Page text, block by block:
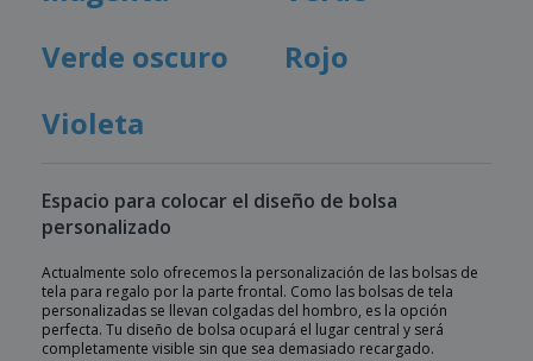
Verde oscuro
Rojo
Violeta
Espacio para colocar el diseño de bolsa
personalizado
Actualmente solo ofrecemos la personalización de las bolsas de
tela para regalo por la parte frontal. Como las bolsas de tela
personalizadas se llevan colgadas del hombro, es la opción
perfecta. Tu diseño de bolsa ocupará el lugar central y será
completamente visible sin que sea demasiado recargado.